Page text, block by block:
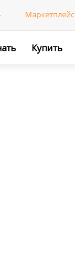
Маркетплейс
Купить